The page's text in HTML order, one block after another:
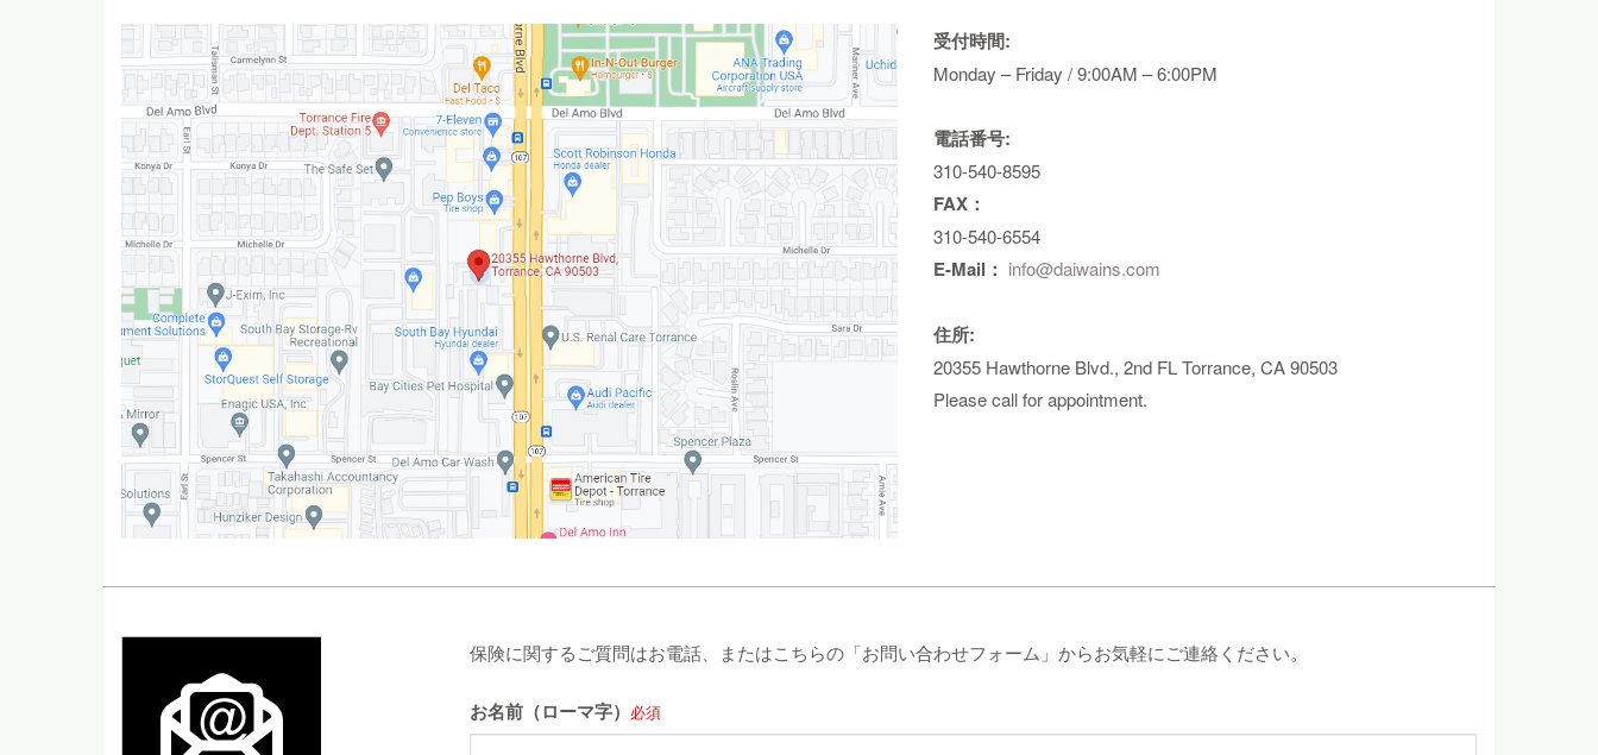
受付時間:
Monday – Friday / 9:00AM – 6:00PM
電話番号:
310-540-8595
FAX：
310-540-6554
E-Mail： info@daiwains.com
住所:
20355 Hawthorne Blvd., 2nd FL Torrance, CA 90503
Please call for appointment.
保険に関するご質問はお電話、またはこちらの「お問い合わせフォーム」からお気軽にご連絡ください。
お名前（ローマ字） 必須